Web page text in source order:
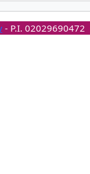
- P.I. 02029690472